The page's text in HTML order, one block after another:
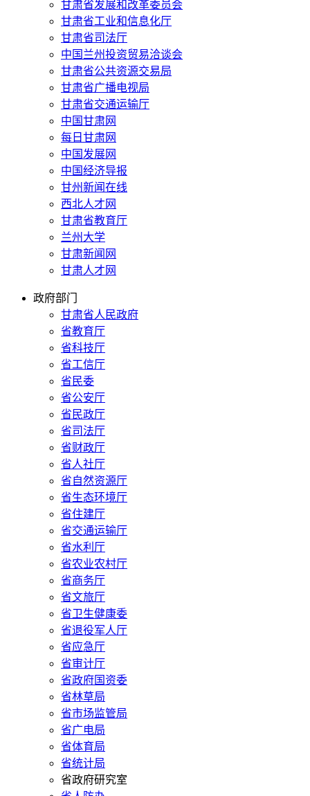
甘肃省发展和改革委员会
甘肃省工业和信息化厅
甘肃省司法厅
中国兰州投资贸易洽谈会
甘肃省公共资源交易局
甘肃省广播电视局
甘肃省交通运输厅
中国甘肃网
每日甘肃网
中国发展网
中国经济导报
甘州新闻在线
西北人才网
甘肃省教育厅
兰州大学
甘肃新闻网
甘肃人才网
政府部门
甘肃省人民政府
省教育厅
省科技厅
省工信厅
省民委
省公安厅
省民政厅
省司法厅
省财政厅
省人社厅
省自然资源厅
省生态环境厅
省住建厅
省交通运输厅
省水利厅
省农业农村厅
省商务厅
省文旅厅
省卫生健康委
省退役军人厅
省应急厅
省审计厅
省政府国资委
省林草局
省市场监管局
省广电局
省体育局
省统计局
省政府研究室